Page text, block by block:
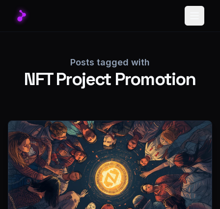
Posts tagged with
NFT Project Promotion